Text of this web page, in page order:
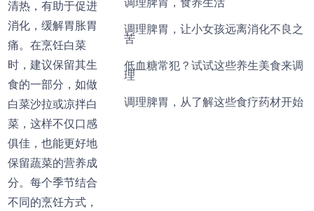
清热，有助于促进
消化，缓解胃胀胃
痛。在烹饪白菜
时，建议保留其生
食的一部分，如做
白菜沙拉或凉拌白
菜，这样不仅口感
俱佳，也能更好地
保留蔬菜的营养成
分。每个季节结合
不同的烹饪方式，
调理脾胃，让小女孩远离消化不良之
苦
低血糖常犯？试试这些养生美食来调
理
调理脾胃，从了解这些食疗药材开始